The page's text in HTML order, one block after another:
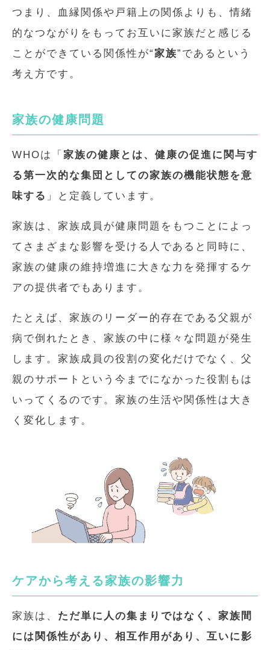
つまり、血縁関係や戸籍上の関係よりも、情緒
的なつながりをもってお互いに家族だと感じる
ことができている関係性が“家族”であるという
考え方です。
家族の健康問題
WHOは「 家族の健康とは、健康の促進に関与す
る第一次的な集団としての家族の機能状態を意
味する 」と定義しています。
家族は、家族成員が健康問題をもつことによっ
てさまざまな影響を受ける人であると同時に、
家族の健康の維持増進に大きな力を発揮するケ
アの提供者でもあります。
たとえば、家族のリーダー的存在である父親が
病で倒れたとき、家族の中に様々な問題が発生
します。家族成員の役割の変化だけでなく、父
親のサポートという今までになかった役割もは
いってくるのです。家族の生活や関係性は大き
く変化します。
ケアから考える家族の影響力
家族は、 ただ単に人の集まりではなく、家族間
には関係性があり、相互作用があり、互いに影